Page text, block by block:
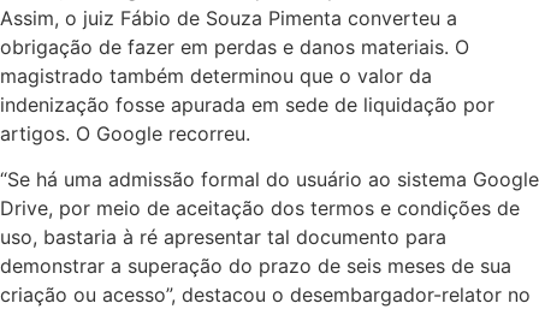
Assim, o juiz Fábio de Souza Pimenta converteu a
obrigação de fazer em perdas e danos materiais. O
magistrado também determinou que o valor da
indenização fosse apurada em sede de liquidação por
artigos. O Google recorreu.
“Se há uma admissão formal do usuário ao sistema Google
Drive, por meio de aceitação dos termos e condições de
uso, bastaria à ré apresentar tal documento para
demonstrar a superação do prazo de seis meses de sua
criação ou acesso”, destacou o desembargador-relator no